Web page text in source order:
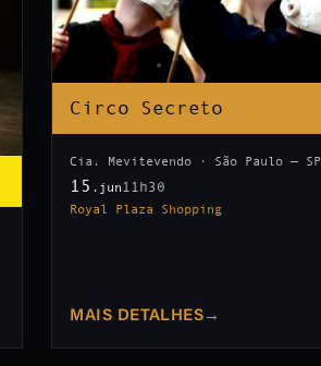
Circo Secreto
Cia. Mevitevendo · São Paulo — SP
15 .jun11h30
Royal Plaza Shopping
MAIS DETALHES →